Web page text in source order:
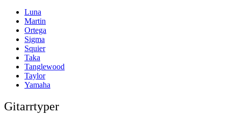
Luna
Martin
Ortega
Sigma
Squier
Taka
Tanglewood
Taylor
Yamaha
Gitarrtyper